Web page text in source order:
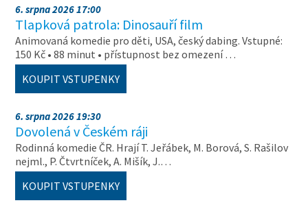
6. srpna 2026 17:00
Tlapková patrola: Dinosauří film
Animovaná komedie pro děti, USA, český dabing. Vstupné:
150 Kč • 88 minut • přístupnost bez omezení …
KOUPIT VSTUPENKY
6. srpna 2026 19:30
Dovolená v Českém ráji
Rodinná komedie ČR. Hrají T. Jeřábek, M. Borová, S. Rašilov
nejml., P. Čtvrtníček, A. Mišík, J.…
KOUPIT VSTUPENKY